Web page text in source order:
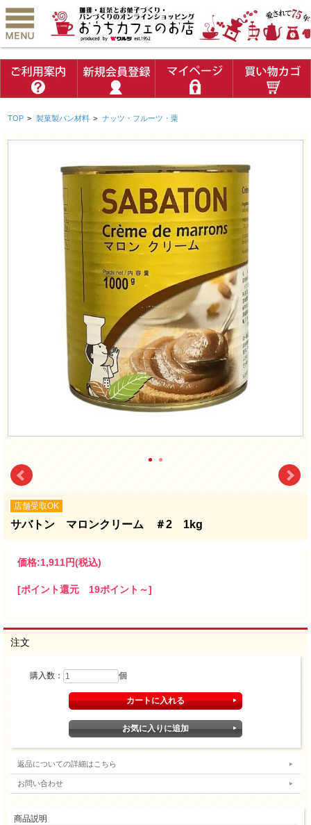
TOP > 製菓製パン材料 > ナッツ・フルーツ・栗
店舗受取OK
サバトン マロンクリーム ＃2 1kg
価格:1,911円(税込)
[ポイント還元 19ポイント～]
注文
購入数： 個
返品についての詳細はこちら
お問い合わせ
商品説明